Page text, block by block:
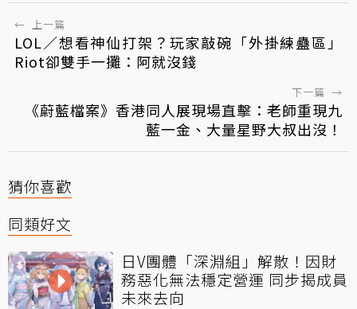
← 上一篇
LOL／想看神仙打架？玩家敲碗「外掛練蠱區」
Riot卻雙手一攤：阿就沒錢
下一篇 →
《蔚藍檔案》香港同人展現場直擊：老師重現九
藍一金、大量星野大叔出沒！
猜你喜歡
同類好文
日V團體「深淵組」解散！因財
務惡化無法穩定營運 同步揭成員
未來去向